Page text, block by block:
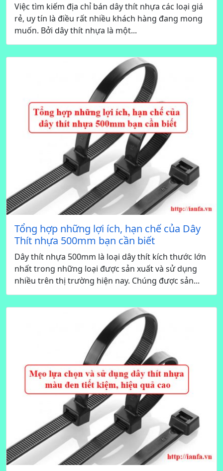
Việc tìm kiếm địa chỉ bán dây thít nhựa các loại giá
rẻ, uy tín là điều rất nhiều khách hàng đang mong
muốn. Bởi dây thít nhựa là một...
Tổng hợp những lợi ích, hạn chế của Dây
Thít nhựa 500mm bạn cần biết
Dây thít nhựa 500mm là loại dây thít kích thước lớn
nhất trong những loại được sản xuất và sử dụng
nhiều trên thị trường hiện nay. Chúng được sản...